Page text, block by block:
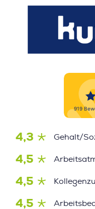
4,3 Gehalt/
4,5
4,5
4,5